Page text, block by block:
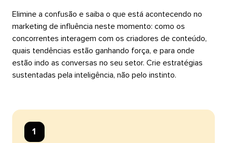
Elimine a confusão e saiba o que está acontecendo no
marketing de influência neste momento: como os
concorrentes interagem com os criadores de conteúdo,
quais tendências estão ganhando força, e para onde
estão indo as conversas no seu setor. Crie estratégias
sustentadas pela inteligência, não pelo instinto.​​
1​​